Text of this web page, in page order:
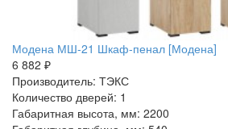
Модена МШ-21 Шкаф-пенал [Модена]
6 882 ₽
Производитель: ТЭКС
Количество дверей: 1
Габаритная высота, мм: 2200